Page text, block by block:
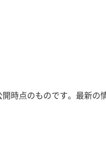
時点のものです。最新の